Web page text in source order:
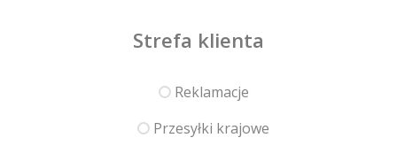
Strefa klienta
Reklamacje
Przesyłki krajowe